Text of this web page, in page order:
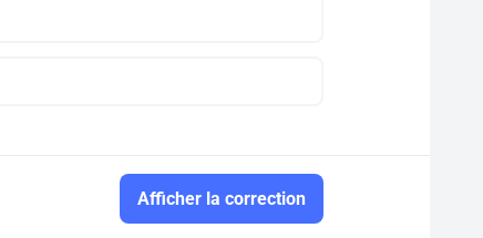
Afficher la correction